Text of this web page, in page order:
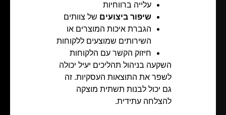
עלייה ברווחיות
שיפור ביצועים של צוותים
הגברת איכות המוצרים או
השירותים שמוצעים ללקוחות
חיזוק הקשר עם הלקוחות
השקעה בניהול תהליכים יעיל יכולה
לשפר את התוצאות העסקיות. זה
גם יכול לבנות תשתית מוצקה
להצלחה עתידית.